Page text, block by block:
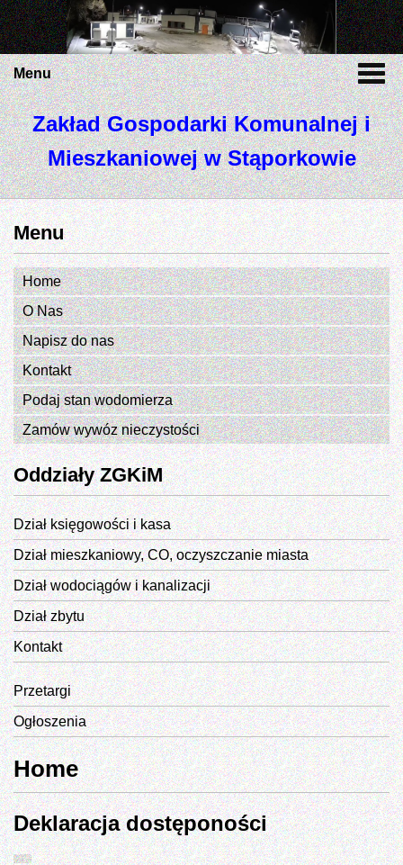
Menu
Zakład Gospodarki Komunalnej i
Mieszkaniowej w Stąporkowie
Menu
Home
O Nas
Napisz do nas
Kontakt
Podaj stan wodomierza
Zamów wywóz nieczystości
Oddziały ZGKiM
Dział księgowości i kasa
Dział mieszkaniowy, CO, oczyszczanie miasta
Dział wodociągów i kanalizacji
Dział zbytu
Kontakt
Przetargi
Ogłoszenia
Home
Deklaracja dostęponości